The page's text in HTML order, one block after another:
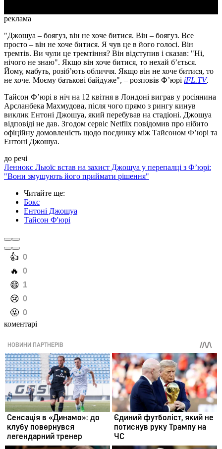
реклама
"Джошуа – боягуз, він не хоче битися. Він – боягуз. Все
просто – він не хоче битися. Я чув це в його голосі. Він
тремтів. Ви чули це тремтіння? Він відступив і сказав: "Ні,
нічого не знаю". Якщо він хоче битися, то нехай б’ється.
Йому, мабуть, розіб’ють обличчя. Якщо він не хоче битися, то
не хоче. Моєму батькові байдуже", – розповів Ф’юрі iFL.TV.
Тайсон Ф’юрі в ніч на 12 квітня в Лондоні виграв у росіянина
Арсланбека Махмудова, після чого прямо з рингу кинув
виклик Ентоні Джошуа, який перебував на стадіоні. Джошуа
відповіді не дав. Згодом сервіс Netflix повідомив про нібито
офіційну домовленість щодо поєдинку між Тайсоном Ф’юрі та
Ентоні Джошуа.
до речі
Леннокс Льюїс встав на захист Джошуа у перепалці з Ф’юрі:
"Вони змушують його приймати рішення"
Читайте ще:
Бокс
Ентоні Джошуа
Тайсон Ф'юрі
️👍 0
️🔥 0
️😄 1
️😢 0
️🤬 0
коментарі